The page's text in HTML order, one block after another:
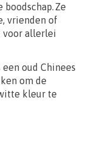
Ze
vrienden of
voor allerlei
oud Chinees
om de
kleur te